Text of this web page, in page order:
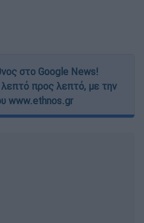
στο Google News!
λεπτό προς λεπτό, με την
www.ethnos.gr